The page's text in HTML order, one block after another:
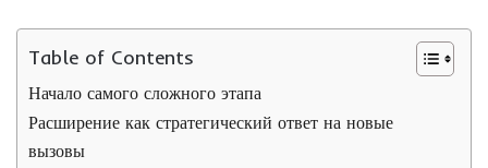
Table of Contents
Начало самого сложного этапа
Расширение как стратегический ответ на новые
вызовы